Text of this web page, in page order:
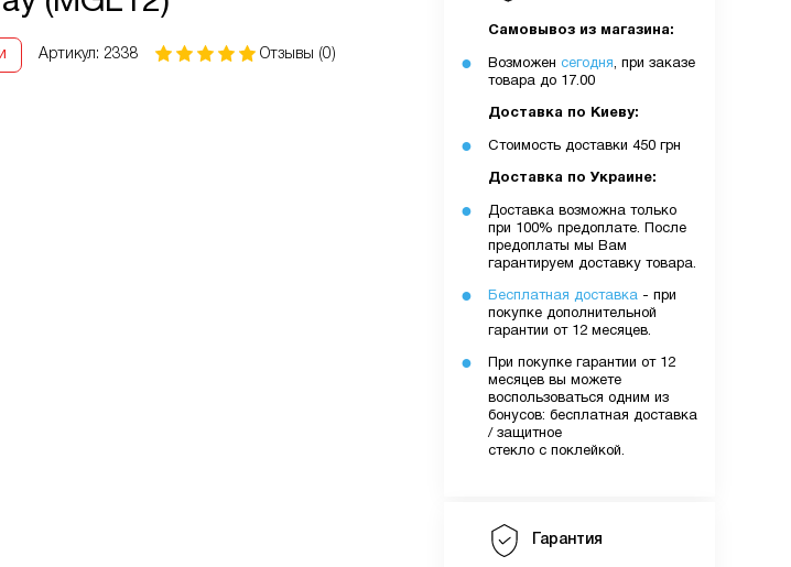
Артикул: 2338 Отзывы (0)
Самовывоз из магазина:
Возможен сегодня, при заказе
товара до 17.00
Доставка по Киеву:
Стоимость доставки 450 грн
Доставка по Украине:
Доставка возможна только
при 100% предоплате. После
предоплаты мы Вам
гарантируем доставку товара.
Бесплатная доставка - при
покупке дополнительной
гарантии от 12 месяцев.
При покупке гарантии от 12
месяцев вы можете
воспользоваться одним из
бонусов: бесплатная доставка
/ защитное
стекло с поклейкой.
Гарантия